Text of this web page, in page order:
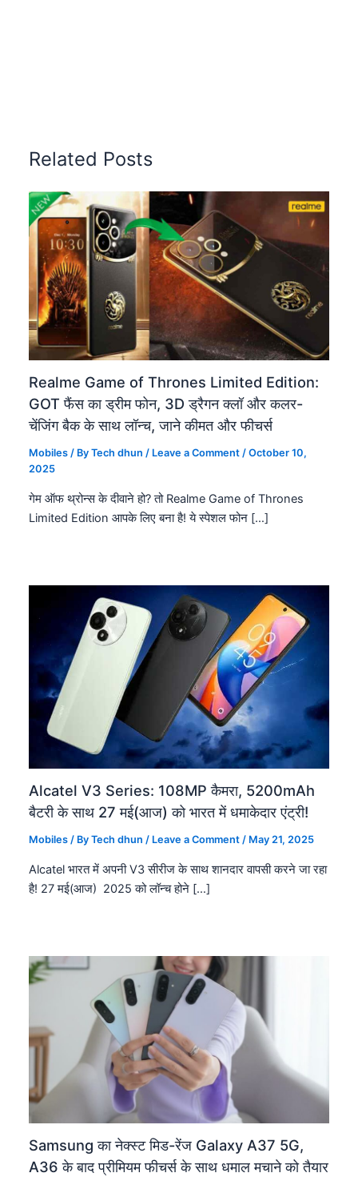
Related Posts
Realme Game of Thrones Limited Edition:
GOT फैंस का ड्रीम फोन, 3D ड्रैगन क्लॉ और कलर-
चेंजिंग बैक के साथ लॉन्च, जाने कीमत और फीचर्स
Mobiles / ByTech dhun/ Leave a Comment /October 10,
2025
गेम ऑफ थ्रोन्स के दीवाने हो? तो Realme Game of Thrones
Limited Edition आपके लिए बना है! ये स्पेशल फोन […]
Alcatel V3 Series: 108MP कैमरा, 5200mAh
बैटरी के साथ 27 मई(आज) को भारत में धमाकेदार एंट्री!
Mobiles / ByTech dhun/ Leave a Comment / May 21, 2025
Alcatel भारत में अपनी V3 सीरीज के साथ शानदार वापसी करने जा रहा
है! 27 मई(आज) 2025 को लॉन्च होने […]
Samsung का नेक्स्ट मिड-रेंज Galaxy A37 5G,
A36 के बाद प्रीमियम फीचर्स के साथ धमाल मचाने को तैयार